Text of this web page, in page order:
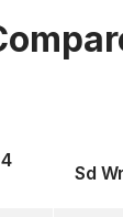
Sd